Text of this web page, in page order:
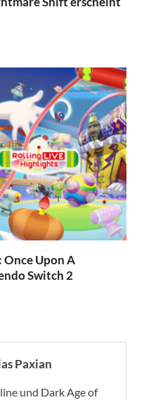
Upon A
Switch 2
Paxian
und Dark Age of